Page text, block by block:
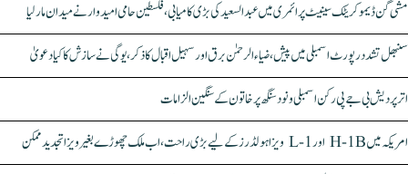
مشی گن ڈیموکریٹک سینیٹ پرائمری میں عبدالسعید کی بڑی کامیابی، فلسطین حامی امیدوار نے میدان مار لیا
سنبھل تشدد رپورٹ اسمبلی میں پیش، ضیاء الرحمٰن برق اور سہیل اقبال کا ذکر، یوگی نے سازش کا کیا دعویٰ
اتر پردیش بی جے پی رکن اسمبلی ونود سنگھ پر خاتون کے سنگین الزامات
امریکہ میں H-1B اور L-1 ویزا ہولڈرز کے لیے بڑی راحت، اب ملک چھوڑے بغیر ویزا تجدید ممکن